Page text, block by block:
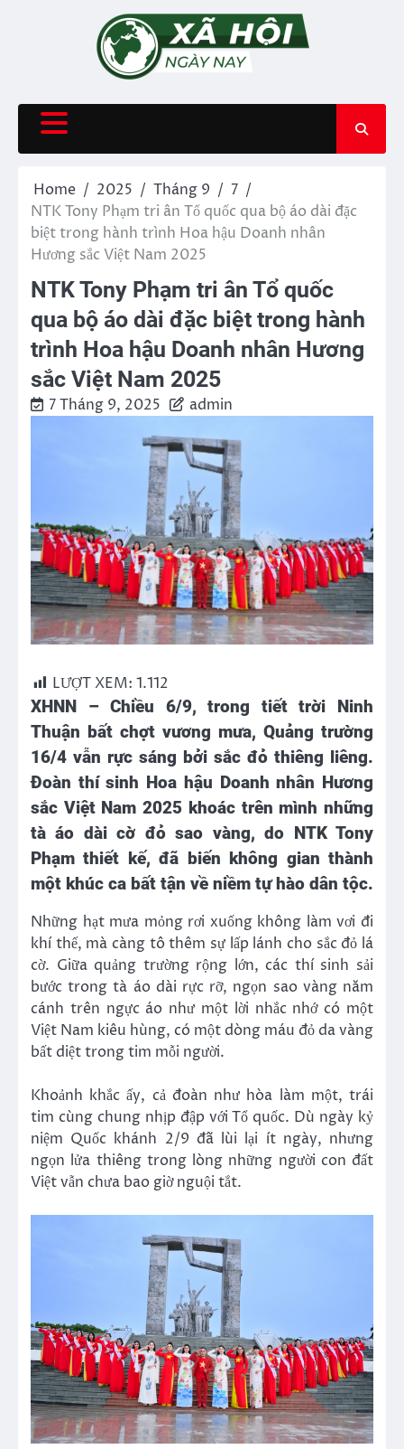
Home 2025 Tháng 9
7
NTK Tony Phạm tri ân Tổ quốc qua bộ áo dài đặc
biệt trong hành trình Hoa hậu Doanh nhân
Hương sắc Việt Nam 2025
NTK Tony Phạm tri ân Tổ quốc
qua bộ áo dài đặc biệt trong hành
trình Hoa hậu Doanh nhân Hương
sắc Việt Nam 2025
7 Tháng 9, 2025 admin
LƯỢT XEM: 1.112
XHNN – Chiều 6/9, trong tiết trời Ninh
Thuận bất chợt vương mưa, Quảng trường
16/4 vẫn rực sáng bởi sắc đỏ thiêng liêng.
Đoàn thí sinh Hoa hậu Doanh nhân Hương
sắc Việt Nam 2025 khoác trên mình những
tà áo dài cờ đỏ sao vàng, do NTK Tony
Phạm thiết kế, đã biến không gian thành
một khúc ca bất tận về niềm tự hào dân tộc.
Những hạt mưa mỏng rơi xuống không làm vơi đi
khí thế, mà càng tô thêm sự lấp lánh cho sắc đỏ lá
cờ. Giữa quảng trường rộng lớn, các thí sinh sải
bước trong tà áo dài rực rỡ, ngọn sao vàng năm
cánh trên ngực áo như một lời nhắc nhớ có một
Việt Nam kiêu hùng, có một dòng máu đỏ da vàng
bất diệt trong tim mỗi người.
Khoảnh khắc ấy, cả đoàn như hòa làm một, trái
tim cùng chung nhịp đập với Tổ quốc. Dù ngày kỷ
niệm Quốc khánh 2/9 đã lùi lại ít ngày, nhưng
ngọn lửa thiêng trong lòng những người con đất
Việt vẫn chưa bao giờ nguội tắt.